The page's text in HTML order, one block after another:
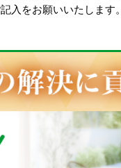
入をお願いいたします。